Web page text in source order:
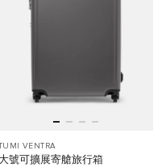
VENTRA
大號可擴展寄艙旅行箱